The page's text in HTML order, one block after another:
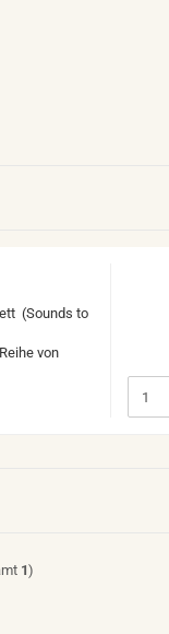
(Sounds to
von
1)